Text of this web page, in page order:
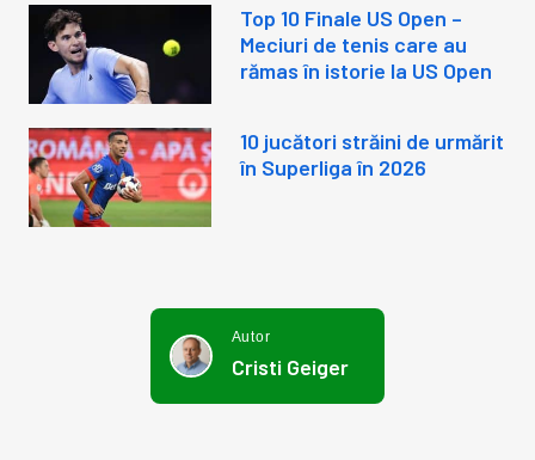
Top 10 Finale US Open –
Meciuri de tenis care au
rămas în istorie la US Open
10 jucători străini de urmărit
în Superliga în 2026
Autor
Cristi Geiger